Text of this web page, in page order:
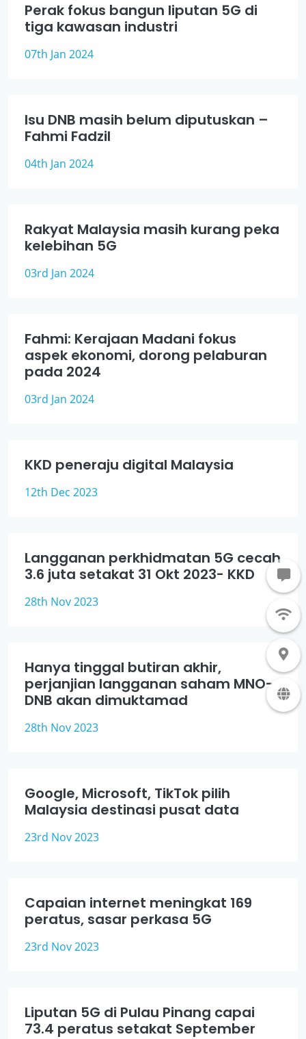
Perak fokus bangun liputan 5G di
tiga kawasan industri
07th Jan 2024
Isu DNB masih belum diputuskan –
Fahmi Fadzil
04th Jan 2024
Rakyat Malaysia masih kurang peka
kelebihan 5G
03rd Jan 2024
Fahmi: Kerajaan Madani fokus
aspek ekonomi, dorong pelaburan
pada 2024
03rd Jan 2024
KKD peneraju digital Malaysia
12th Dec 2023
Langganan perkhidmatan 5G cecah
3.6 juta setakat 31 Okt 2023- KKD
28th Nov 2023
Hanya tinggal butiran akhir,
perjanjian langganan saham MNO-
DNB akan dimuktamad
28th Nov 2023
Google, Microsoft, TikTok pilih
Malaysia destinasi pusat data
23rd Nov 2023
Capaian internet meningkat 169
peratus, sasar perkasa 5G
23rd Nov 2023
Liputan 5G di Pulau Pinang capai
73.4 peratus setakat September